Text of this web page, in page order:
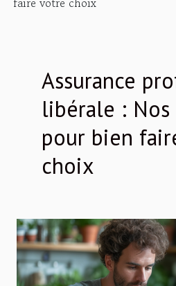
Assurance
libérale :
pour bien
choix